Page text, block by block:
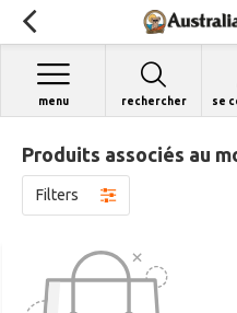
rechercher se
menu
Produits associés au
Filters